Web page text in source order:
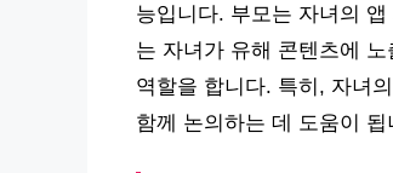
능입니다. 부모는 자녀의
는 자녀가 유해 콘텐츠에
역할을 합니다. 특히, 자녀
함께 논의하는 데 도움이 됩